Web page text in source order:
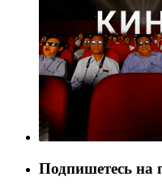
Подпишетесь на